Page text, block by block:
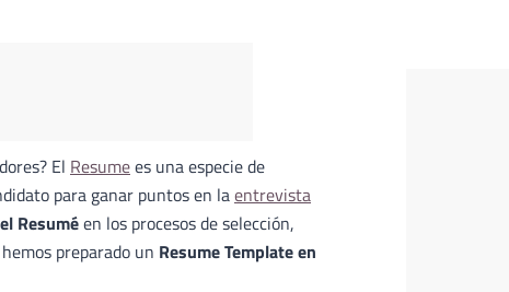
El Resumees una especie de
para ganar puntos en laentrevista
el Resuméen los procesos de selección,
preparado un Resume Template en